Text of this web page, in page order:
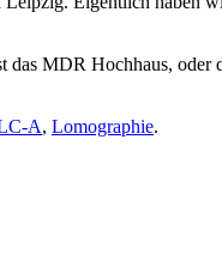
MDR Hochhaus, oder
A, Lomographie.